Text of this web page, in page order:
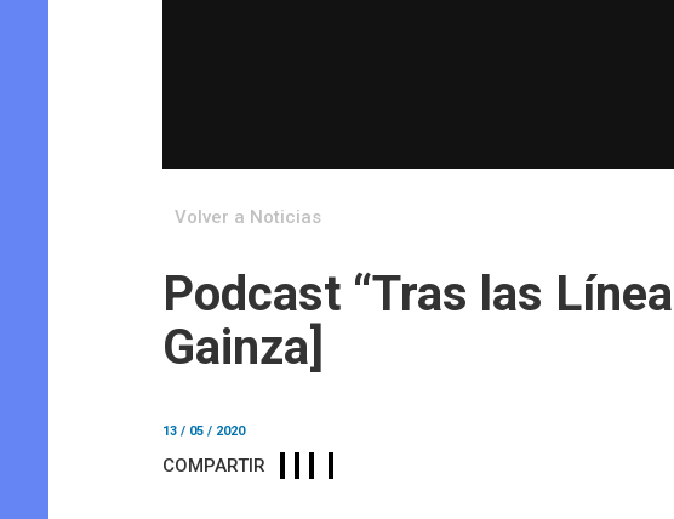
Volver a Noticias
Podcast “Tras las
Gainza]
13 / 05 / 2020
COMPARTIR